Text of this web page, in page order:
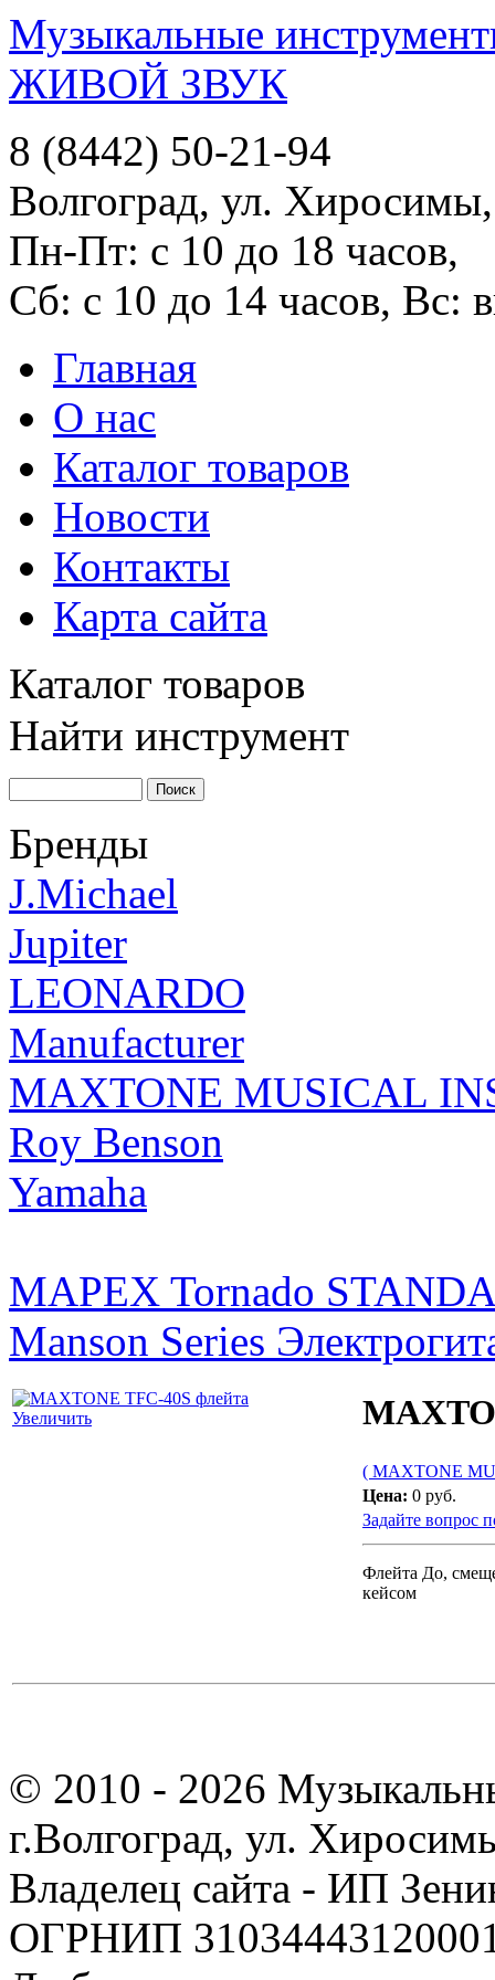
Музыкальные
ЖИВОЙ ЗВУК
8 (8442) 50-21-94
Волгоград, ул.
Пн-Пт: с 10 до 18 часов,
Сб: с 10 до 14 часов, Вс:
Главная
О нас
Каталог товаров
Новости
Контакты
Карта сайта
Каталог товаров
Найти инструмент
Бренды
J.Michael
Jupiter
LEONARDO
Manufacturer
MAXTONE MUSICAL
Roy Benson
Yamaha
MAPEX Tornado
Manson Series
Увеличить
( MAXTONE
Цена: 0 руб.
Задайте вопрос
Флейта До,
кейсом
© 2010 - 2026
г.Волгоград, ул.
Владелец сайта - ИП
ОГРНИП